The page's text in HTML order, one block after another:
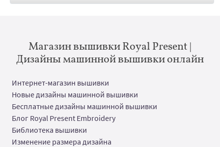
Магазин вышивки Royal Present |
Дизайны машинной вышивки онлайн
Интернет-магазин вышивки
Новые дизайны машинной вышивки
Бесплатные дизайны машинной вышивки
Блог Royal Present Embroidery
Библиотека вышивки
Изменение размера дизайна